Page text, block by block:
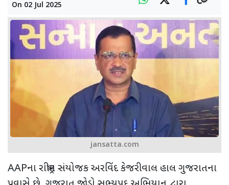
On 02 Jul 2025
jansatta.com
AAPના રાષ્ટ્રીય સંયોજક અરવિંદ કેજરીવાલ હાલ ગુજરાતના